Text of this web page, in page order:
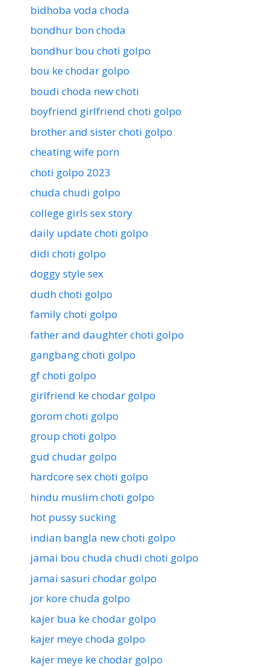
bidhoba voda choda
bondhur bon choda
bondhur bou choti golpo
bou ke chodar golpo
boudi choda new choti
boyfriend girlfriend choti golpo
brother and sister choti golpo
cheating wife porn
choti golpo 2023
chuda chudi golpo
college girls sex story
daily update choti golpo
didi choti golpo
doggy style sex
dudh choti golpo
family choti golpo
father and daughter choti golpo
gangbang choti golpo
gf choti golpo
girlfriend ke chodar golpo
gorom choti golpo
group choti golpo
gud chudar golpo
hardcore sex choti golpo
hindu muslim choti golpo
hot pussy sucking
indian bangla new choti golpo
jamai bou chuda chudi choti golpo
jamai sasuri chodar golpo
jor kore chuda golpo
kajer bua ke chodar golpo
kajer meye choda golpo
kajer meye ke chodar golpo